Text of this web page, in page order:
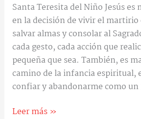
Santa Teresita del Niño Jesús es
en la decisión de vivir el
salvar almas y consolar al
cada gesto, cada acción que
pequeña que sea. También, es
camino de la infancia espiritual,
confiar y abandonarme como
Leer más »